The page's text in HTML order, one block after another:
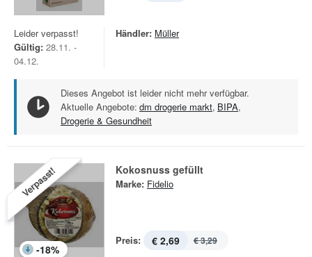
Leider verpasst!
Gültig: 28.11. -
04.12.
Händler: Müller
Dieses Angebot ist leider nicht mehr verfügbar.
Aktuelle Angebote: dm drogerie markt, BIPA,
Drogerie & Gesundheit
Verpasst!
-18%
Kokosnuss gefüllt
Marke: Fidelio
Preis: € 2,69 € 3,29